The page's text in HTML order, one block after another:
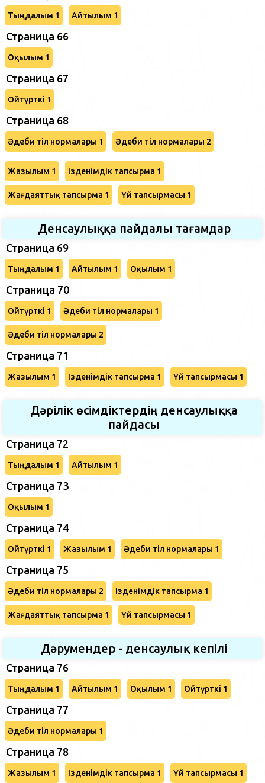
Тыңдалым 1 Айтылым 1
Страница 66
Оқылым 1
Страница 67
Ойтүрткі 1
Страница 68
Әдеби тіл нормалары 1 Әдеби тіл нормалары 2
Жазылым 1 Ізденімдік тапсырма 1
Жағдаяттық тапсырма 1 Үй тапсырмасы 1
Денсаулыққа пайдалы тағамдар
Страница 69
Тыңдалым 1 Айтылым 1 Оқылым 1
Cтраница 70
Ойтүрткі 1 Әдеби тіл нормалары 1
Әдеби тіл нормалары 2
Страница 71
Жазылым 1 Ізденімдік тапсырма 1 Үй тапсырмасы 1
Дәрілік өсімдіктердің денсаулыққа
пайдасы
Страница 72
Тыңдалым 1 Айтылым 1
Страница 73
Оқылым 1
Страница 74
Ойтүрткі 1 Жазылым 1 Әдеби тіл нормалары 1
Страница 75
Әдеби тіл нормалары 2 Ізденімдік тапсырма 1
Жағдаяттық тапсырма 1 Үй тапсырмасы 1
Дәрумендер - денсаулық кепілі
Страница 76
Тыңдалым 1 Айтылым 1 Оқылым 1 Ойтүрткі 1
Страница 77
Әдеби тіл нормалары 1
Страница 78
Жазылым 1 Ізденімдік тапсырма 1 Үй тапсырмасы 1